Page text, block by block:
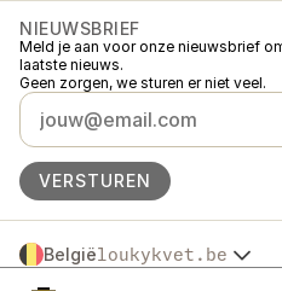
NIEUWSBRIEF
Meld je aan voor onze nieuwsbrief
laatste nieuws.
Geen zorgen, we sturen er niet veel.
VERSTUREN
Belgiëloukykvet.be